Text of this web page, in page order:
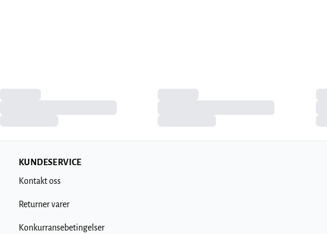
KUNDESERVICE
Kontakt oss
Returner varer
Konkurransebetingelser